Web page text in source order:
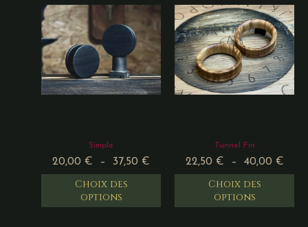
Simple
20,00 € – 37,50 €
Choix des
options
Tunnel Fin
22,50 € – 40,00 €
Choix des
options